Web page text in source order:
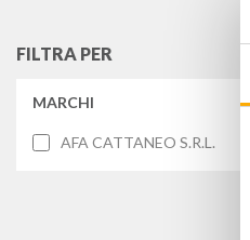
FILTRA PER
MARCHI
AFA CATTANEO S.R.L.